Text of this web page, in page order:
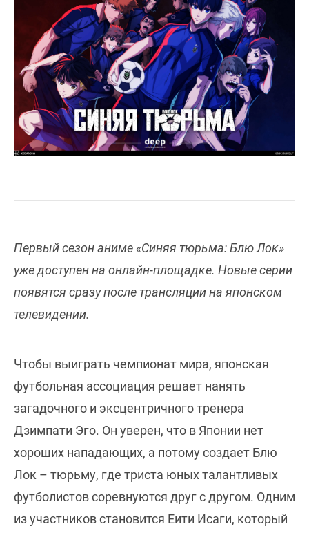
Первый сезон аниме «Синяя тюрьма: Блю Лок»
уже доступен на онлайн-площадке. Новые серии
появятся сразу после трансляции на японском
телевидении.
Чтобы выиграть чемпионат мира, японская
футбольная ассоциация решает нанять
загадочного и эксцентричного тренера
Дзимпати Эго. Он уверен, что в Японии нет
хороших нападающих, а потому создает Блю
Лок – тюрьму, где триста юных талантливых
футболистов соревнуются друг с другом. Одним
из участников становится Еити Исаги, который